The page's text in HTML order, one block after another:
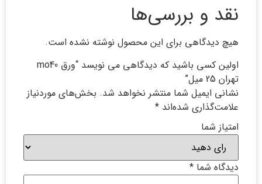
نقد و بررسی‌ها
هیچ دیدگاهی برای این محصول نوشته نشده است.
اولین کسی باشید که دیدگاهی می نویسد “ورق mo40
تهران 25 میل”
نشانی ایمیل شما منتشر نخواهد شد. بخش‌های موردنیاز
علامت‌گذاری شده‌اند *
امتیاز شما
دیدگاه شما *